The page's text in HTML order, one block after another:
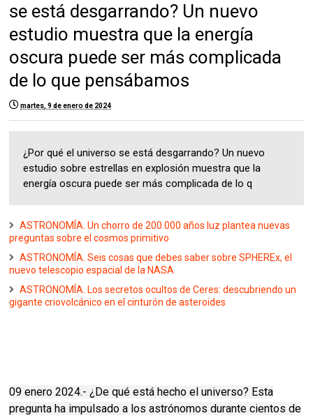
se está desgarrando? Un nuevo
estudio muestra que la energía
oscura puede ser más complicada
de lo que pensábamos
martes, 9 de enero de 2024
¿Por qué el universo se está desgarrando? Un nuevo
estudio sobre estrellas en explosión muestra que la
energía oscura puede ser más complicada de lo q
ASTRONOMÍA. Un chorro de 200.000 años luz plantea nuevas
preguntas sobre el cosmos primitivo
ASTRONOMÍA. Seis cosas que debes saber sobre SPHEREx, el
nuevo telescopio espacial de la NASA
ASTRONOMÍA. Los secretos ocultos de Ceres: descubriendo un
gigante criovolcánico en el cinturón de asteroides
09 enero 2024.- ¿De qué está hecho el universo? Esta
pregunta ha impulsado a los astrónomos durante cientos de